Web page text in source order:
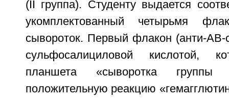
(II группа). Студенту выдается
укомплектованный четырьмя
сывороток. Первый флакон (анти-AB-
сульфосалициловой кислотой,
планшета «сыворотка
положительную реакцию